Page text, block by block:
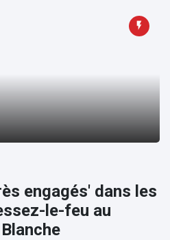
engagés' dans les
le-feu au